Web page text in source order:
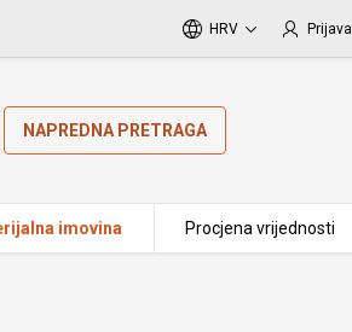
HRV Prijava
NAPREDNA PRETRAGA
imovina Procjena vrijednosti